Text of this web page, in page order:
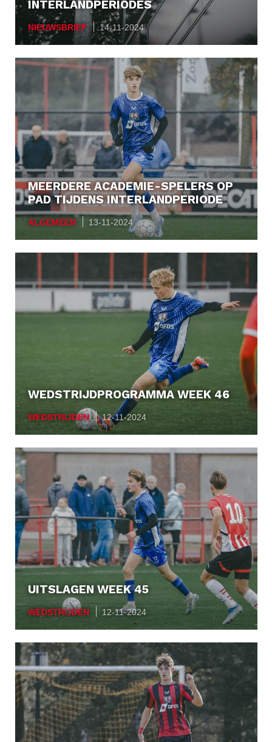
INTERLANDPERIODES
NIEUWSBRIEF 14-11-2024
MEERDERE ACADEMIE-SPELERS OP
PAD TIJDENS INTERLANDPERIODE
ALGEMEEN 13-11-2024
WEDSTRIJDPROGRAMMA WEEK 46
WEDSTRIJDEN 12-11-2024
UITSLAGEN WEEK 45
WEDSTRIJDEN 12-11-2024